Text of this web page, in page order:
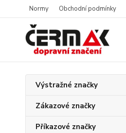
Normy Obchodní podmínky
Výstražné značky
Zákazové značky
Příkazové značky